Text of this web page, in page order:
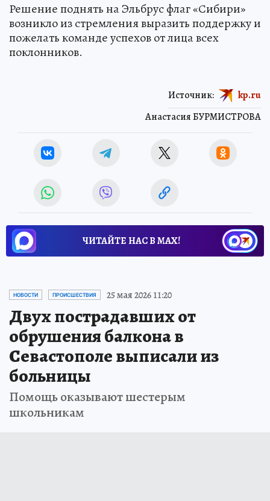
Решение поднять на Эльбрус флаг «Сибири»
возникло из стремления выразить поддержку и
пожелать команде успехов от лица всех
поклонников.
Анастасия БУРМИСТРОВА
Источник: kp.ru
ЧИТАЙТЕ НАС В МАХ!
НОВОСТИ ПРОИСШЕСТВИЯ 25 мая 2026 11:20
Двух пострадавших от
обрушения балкона в
Севастополе выписали из
больницы
Помощь оказывают шестерым
школьникам